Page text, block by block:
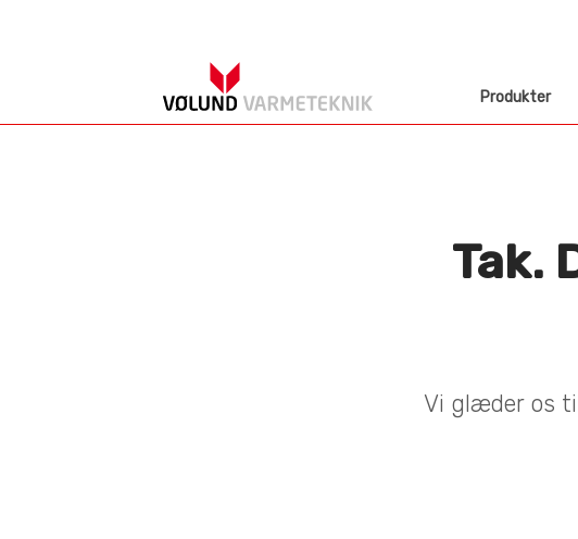
Produkter
Tak.
Vi glæder os